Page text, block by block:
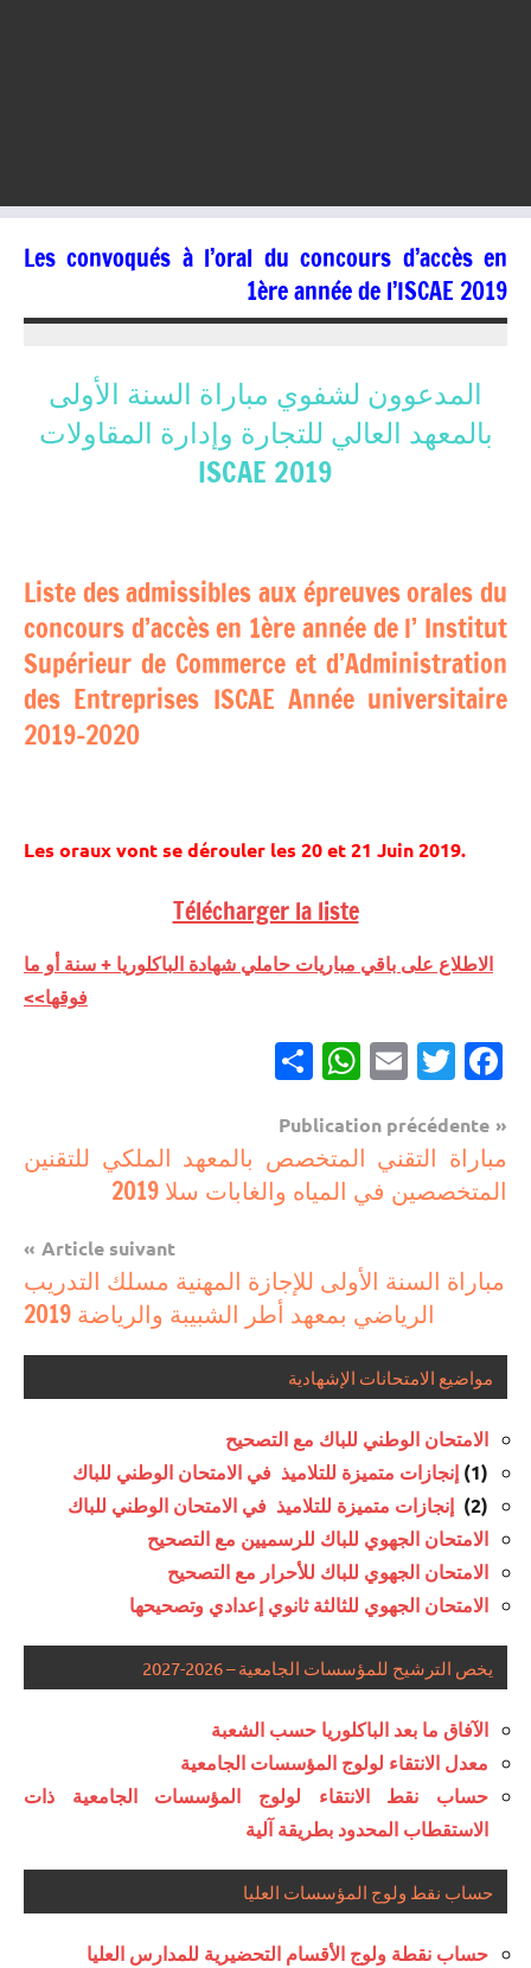
Les convoqués à l’oral du concours d’accès en
1ère année de l’ISCAE 2019
المدعوون لشفوي مباراة السنة الأولى
بالمعهد العالي للتجارة وإدارة المقاولات
ISCAE 2019
Liste des admissibles aux épreuves orales du
concours d’accès en 1ère année de l’ Institut
Supérieur de Commerce et d’Administration
des Entreprises ISCAE Année universitaire
2019-2020
Les oraux vont se dérouler les 20 et 21 Juin 2019.
Télécharger la liste
الاطلاع على باقي مباريات حاملي شهادة الباكلوريا + سنة أو ما
فوقها>>
Facebook
Twitter
Email
WhatsApp
مباريات
مباريات
فوق
Navigation
de
l’article
Publication précédente
مباراة التقني المتخصص بالمعهد الملكي للتقنين
المتخصصين في المياه والغابات سلا 2019
Article suivant
مباراة السنة الأولى للإجازة المهنية مسلك التدريب
الرياضي بمعهد أطر الشبيبة والرياضة 2019
مواضيع الامتحانات الإشهادية
الامتحان الوطني للباك مع التصحيح
(1)
إنجازات متميزة للتلاميذ في الامتحان الوطني للباك
(2)
إنجازات متميزة للتلاميذ في الامتحان الوطني للباك
الامتحان الجهوي للباك للرسميين مع التصحيح
الامتحان الجهوي للباك للأحرار مع التصحيح
الامتحان الجهوي للثالثة ثانوي إعدادي وتصحيحها
يخص الترشيح للمؤسسات الجامعية – 2026-2027
الآفاق ما بعد الباكلوريا حسب الشعبة
معدل الانتقاء لولوج المؤسسات الجامعية
حساب نقط الانتقاء لولوج المؤسسات الجامعية ذات
الاستقطاب المحدود بطريقة آلية
حساب نقط ولوج المؤسسات العليا
حساب نقطة ولوج الأقسام التحضيرية للمدارس العليا